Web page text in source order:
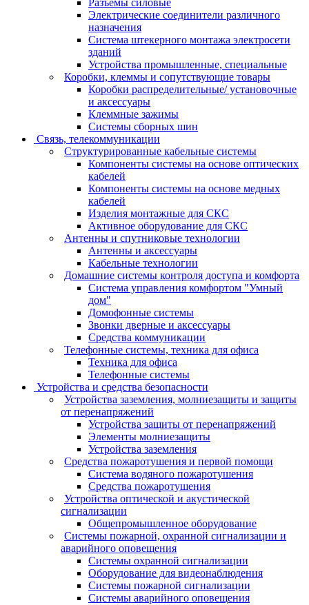
Разъемы силовые
Электрические соединители различного
назначения
Система штекерного монтажа электросети
зданий
Устройства промышленные, специальные
Коробки, клеммы и сопутствующие товары
Коробки распределительные/ установочные
и аксессуары
Клеммные зажимы
Системы сборных шин
Связь, телекоммуникации
Структурированные кабельные системы
Компоненты системы на основе оптических
кабелей
Компоненты системы на основе медных
кабелей
Изделия монтажные для СКС
Активное оборудование для СКС
Антенны и спутниковые технологии
Антенны и аксессуары
Кабельные технологии
Домашние системы контроля доступа и комфорта
Система управления комфортом "Умный
дом"
Домофонные системы
Звонки дверные и аксессуары
Средства коммуникации
Телефонные системы, техника для офиса
Техника для офиса
Телефонные системы
Устройства и средства безопасности
Устройства заземления, молниезащиты и защиты
от перенапряжений
Устройства защиты от перенапряжений
Элементы молниезащиты
Устройства заземления
Средства пожаротушения и первой помощи
Система водяного пожаротушения
Средства пожаротушения
Устройства оптической и акустической
сигнализации
Общепромышленное оборудование
Системы пожарной, охранной сигнализации и
аварийного оповещения
Системы охранной сигнализации
Оборудование для видеонаблюдения
Системы пожарной сигнализации
Системы аварийного оповещения